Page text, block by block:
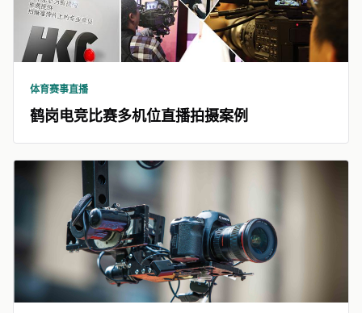
体育赛事直播
鹤岗电竞比赛多机位直播拍摄案例